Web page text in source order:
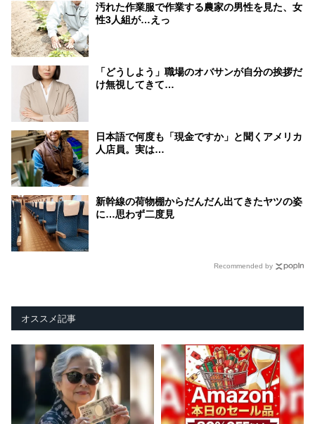
汚れた作業服で作業する農家の男性を見た、女
性3人組が…えっ
「どうしよう」職場のオバサンが自分の挨拶だ
け無視してきて…
日本語で何度も「現金ですか」と聞くアメリカ
人店員。実は…
新幹線の荷物棚からだんだん出てきたヤツの姿
に…思わず二度見
Recommended by
オススメ記事